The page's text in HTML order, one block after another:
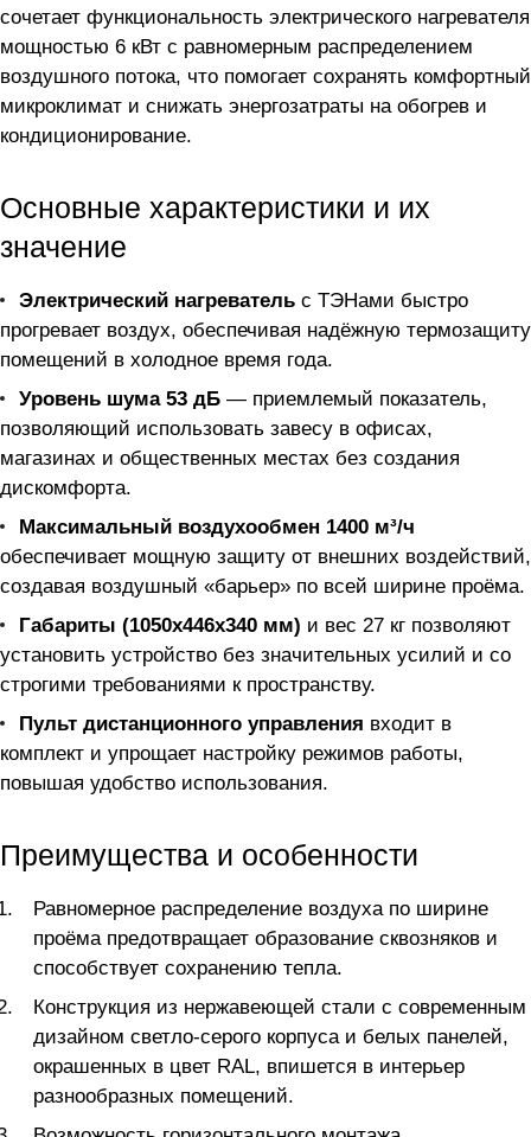
сочетает функциональность электрического нагревателя
мощностью 6 кВт с равномерным распределением
воздушного потока, что помогает сохранять комфортный
микроклимат и снижать энергозатраты на обогрев и
кондиционирование.
Основные характеристики и их
значение
Электрический нагреватель с ТЭНами быстро
прогревает воздух, обеспечивая надёжную термозащиту
помещений в холодное время года.
Уровень шума 53 дБ — приемлемый показатель,
позволяющий использовать завесу в офисах,
магазинах и общественных местах без создания
дискомфорта.
Максимальный воздухообмен 1400 м³/ч
обеспечивает мощную защиту от внешних воздействий,
создавая воздушный «барьер» по всей ширине проёма.
Габариты (1050x446x340 мм) и вес 27 кг позволяют
установить устройство без значительных усилий и со
строгими требованиями к пространству.
Пульт дистанционного управления входит в
комплект и упрощает настройку режимов работы,
повышая удобство использования.
Преимущества и особенности
Равномерное распределение воздуха по ширине
проёма предотвращает образование сквозняков и
способствует сохранению тепла.
Конструкция из нержавеющей стали с современным
дизайном светло-серого корпуса и белых панелей,
окрашенных в цвет RAL, впишется в интерьер
разнообразных помещений.